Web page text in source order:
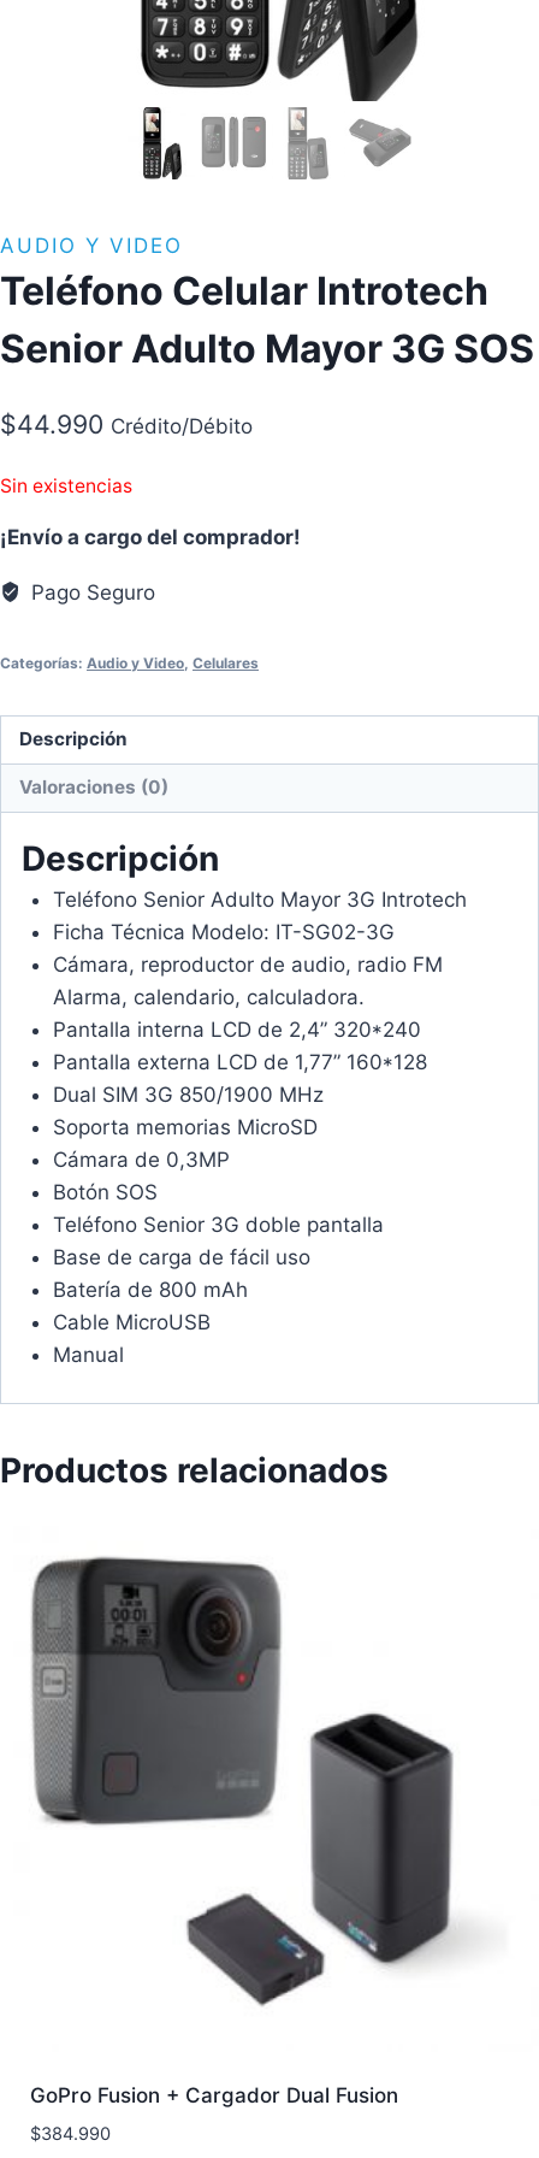
AUDIO Y VIDEO
Teléfono Celular Introtech
Senior Adulto Mayor 3G SOS
$44.990 Crédito/Débito
Sin existencias
¡Envío a cargo del comprador!
Pago Seguro
Categorías: Audio y Video Celulares
Descripción
Valoraciones (0)
Descripción
Teléfono Senior Adulto Mayor 3G Introtech
Ficha Técnica Modelo: IT-SG02-3G
Cámara, reproductor de audio, radio FM
Alarma, calendario, calculadora.
Pantalla interna LCD de 2,4” 320*240
Pantalla externa LCD de 1,77” 160*128
Dual SIM 3G 850/1900 MHz
Soporta memorias MicroSD
Cámara de 0,3MP
Botón SOS
Teléfono Senior 3G doble pantalla
Base de carga de fácil uso
Batería de 800 mAh
Cable MicroUSB
Manual
Productos relacionados
GoPro Fusion + Cargador Dual Fusion
$384.990